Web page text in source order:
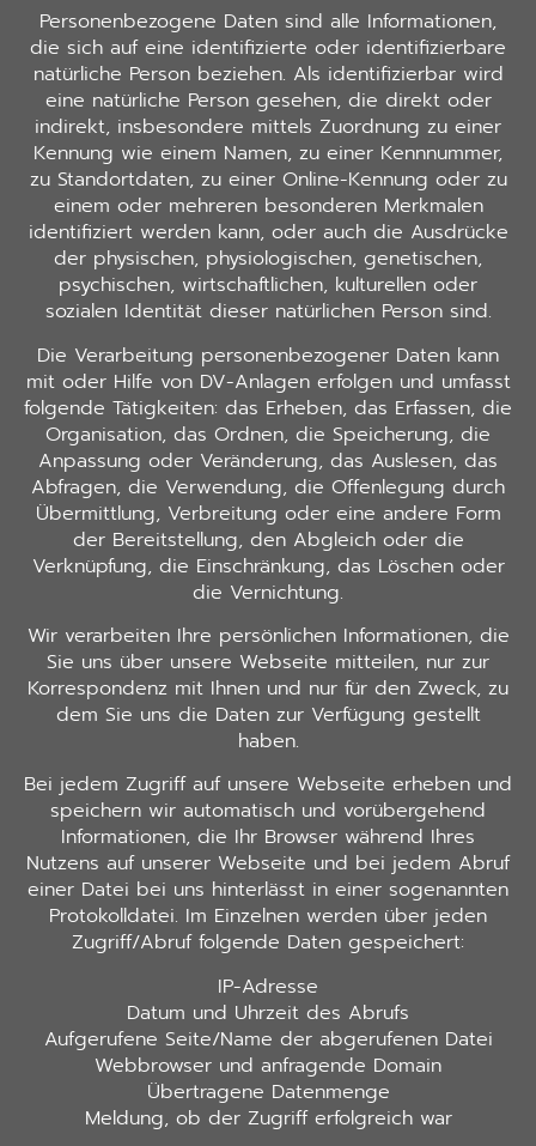
Personenbezogene Daten sind alle Informationen,
die sich auf eine identifizierte oder identifizierbare
natürliche Person beziehen. Als identifizierbar wird
eine natürliche Person gesehen, die direkt oder
indirekt, insbesondere mittels Zuordnung zu einer
Kennung wie einem Namen, zu einer Kennnummer,
zu Standortdaten, zu einer Online-Kennung oder zu
einem oder mehreren besonderen Merkmalen
identifiziert werden kann, oder auch die Ausdrücke
der physischen, physiologischen, genetischen,
psychischen, wirtschaftlichen, kulturellen oder
sozialen Identität dieser natürlichen Person sind.
Die Verarbeitung personenbezogener Daten kann
mit oder Hilfe von DV-Anlagen erfolgen und umfasst
folgende Tätigkeiten: das Erheben, das Erfassen, die
Organisation, das Ordnen, die Speicherung, die
Anpassung oder Veränderung, das Auslesen, das
Abfragen, die Verwendung, die Offenlegung durch
Übermittlung, Verbreitung oder eine andere Form
der Bereitstellung, den Abgleich oder die
Verknüpfung, die Einschränkung, das Löschen oder
die Vernichtung.
Wir verarbeiten Ihre persönlichen Informationen, die
Sie uns über unsere Webseite mitteilen, nur zur
Korrespondenz mit Ihnen und nur für den Zweck, zu
dem Sie uns die Daten zur Verfügung gestellt
haben.
Bei jedem Zugriff auf unsere Webseite erheben und
speichern wir automatisch und vorübergehend
Informationen, die Ihr Browser während Ihres
Nutzens auf unserer Webseite und bei jedem Abruf
einer Datei bei uns hinterlässt in einer sogenannten
Protokolldatei. Im Einzelnen werden über jeden
Zugriff/Abruf folgende Daten gespeichert:
IP-Adresse
Datum und Uhrzeit des Abrufs
Aufgerufene Seite/Name der abgerufenen Datei
Webbrowser und anfragende Domain
Übertragene Datenmenge
Meldung, ob der Zugriff erfolgreich war